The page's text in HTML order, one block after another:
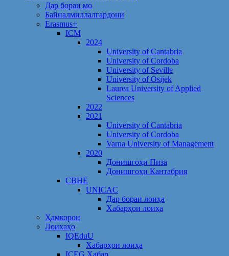
Дар бораи мо
Байналмиллалгардонӣ
Erasmus+
ICM
2024
University of Cantabria
University of Cordoba
University of Seville
University of Osijek
Laurea University of Applied
Sciences
2022
2021
University of Cantabria
University of Cordoba
Varna University of Management
2020
Донишгоҳи Пиза
Донишгоҳи Кантабрия
CBHE
UNICAC
Дар бораи лоиҳа
Хабарҳои лоиҳа
Ҳамкорон
Лоихаҳо
IQEduU
Хабарҳои лоиҳа
ICEG Хабар